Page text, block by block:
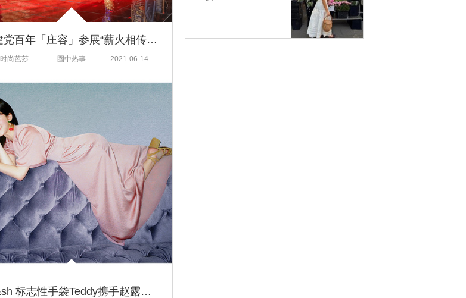
暨建党百年「庄容」参展“薪火相传”工艺展
时尚芭莎 圈中热事 2021-06-14
ba&sh 标志性手袋Teddy携手赵露思全新亮相「七夕让我熊抱你」